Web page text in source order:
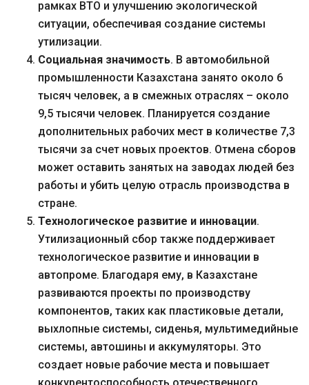
рамках ВТО и улучшению экологической
ситуации, обеспечивая создание системы
утилизации.
Социальная значимость. В автомобильной
промышленности Казахстана занято около 6
тысяч человек, а в смежных отраслях – около
9,5 тысячи человек. Планируется создание
дополнительных рабочих мест в количестве 7,3
тысячи за счет новых проектов. Отмена сборов
может оставить занятых на заводах людей без
работы и убить целую отрасль производства в
стране.
Технологическое развитие и инновации.
Утилизационный сбор также поддерживает
технологическое развитие и инновации в
автопроме. Благодаря ему, в Казахстане
развиваются проекты по производству
компонентов, таких как пластиковые детали,
выхлопные системы, сиденья, мультимедийные
системы, автошины и аккумуляторы. Это
создает новые рабочие места и повышает